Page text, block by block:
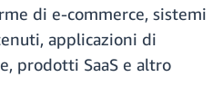
di e-commerce, sistemi
applicazioni di
prodotti SaaS e altro